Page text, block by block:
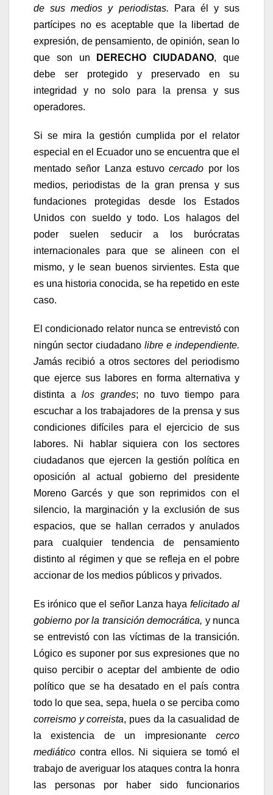
de sus medios y periodistas. Para él y sus
partícipes no es aceptable que la libertad de
expresión, de pensamiento, de opinión, sean lo
que son un
DERECHO CIUDADANO, que
debe ser protegido y preservado en su
integridad y no solo para la prensa y sus
operadores.
Si se mira la gestión cumplida por el relator
especial en el Ecuador uno se encuentra que el
mentado señor Lanza estuvocercado por los
medios, periodistas de la gran prensa y sus
fundaciones protegidas desde los Estados
Unidos con sueldo y todo. Los halagos del
poder suelen seducir a los burócratas
internacionales para que se alineen con el
mismo, y le sean buenos sirvientes. Esta que
es una historia conocida, se ha repetido en este
caso.
El condicionado relator nunca se entrevistó con
ningún sector ciudadano libre e independiente.
Jamás recibió a otros sectores del periodismo
que ejerce sus labores en forma alternativa y
distinta alos grandes; no tuvo tiempo para
escuchar a los trabajadores de la prensa y sus
condiciones difíciles para el ejercicio de sus
labores. Ni hablar siquiera con los sectores
ciudadanos que ejercen la gestión política en
oposición al actual gobierno del presidente
Moreno Garcés y que son reprimidos con el
silencio, la marginación y la exclusión de sus
espacios, que se hallan cerrados y anulados
para cualquier tendencia de pensamiento
distinto al régimen y que se refleja en el pobre
accionar de los medios públicos y privados.
Es irónico que el señor Lanza haya felicitado al
gobierno por la transición democrática, y nunca
se entrevistó con las víctimas de la transición.
Lógico es suponer por sus expresiones que no
quiso percibir o aceptar del ambiente de odio
político que se ha desatado en el país contra
todo lo que sea, sepa, huela o se perciba como
correismo y correista, pues da la casualidad de
la existencia de un impresionante cerco
mediático contra ellos. Ni siquiera se tomó el
trabajo de averiguar los ataques contra la honra
las personas por haber sido funcionarios